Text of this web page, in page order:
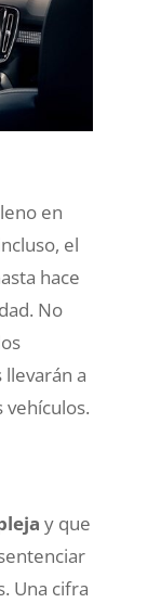
en
el
hace
No
a
vehículos.
y que
Una cifra